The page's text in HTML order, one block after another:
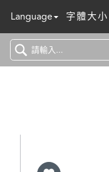
Language 字體大小